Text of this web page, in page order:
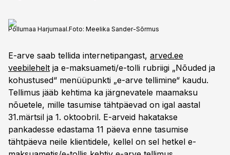
Põllumaa Harjumaal.Foto: Meelika Sander-Sõrmus
E-arve saab tellida internetipangast, arved.ee
veebilehelt ja e-maksuameti/e-tolli rubriigi „Nõuded ja
kohustused“ menüüpunkti „e-arve tellimine“ kaudu.
Tellimus jääb kehtima ka järgnevatele maamaksu
nõuetele, mille tasumise tähtpäevad on igal aastal
31.märtsil ja 1. oktoobril. E-arveid hakatakse
pankadesse edastama 11 päeva enne tasumise
tähtpäeva neile klientidele, kellel on sel hetkel e-